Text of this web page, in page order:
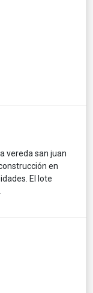
vereda san juan
en
El lote